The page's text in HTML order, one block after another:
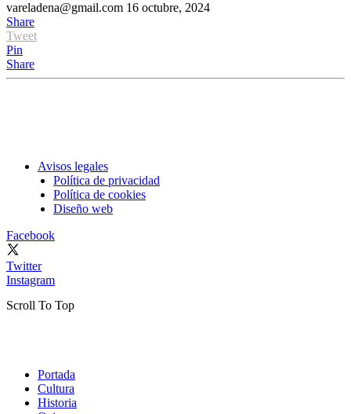
vareladena@gmail.com 16 octubre, 2024
Share
Tweet
Pin
Share
Avisos legales
Política de privacidad
Política de cookies
Diseño web
Facebook
Twitter
Instagram
Scroll To Top
Portada
Cultura
Historia